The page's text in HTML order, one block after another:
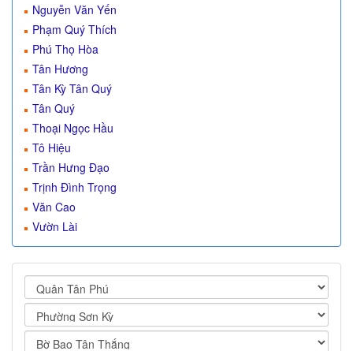
Nguyễn Văn Yến
Phạm Quý Thích
Phú Thọ Hòa
Tân Hương
Tân Kỳ Tân Quý
Tân Quý
Thoại Ngọc Hầu
Tô Hiệu
Trần Hưng Đạo
Trịnh Đình Trọng
Văn Cao
Vườn Lài